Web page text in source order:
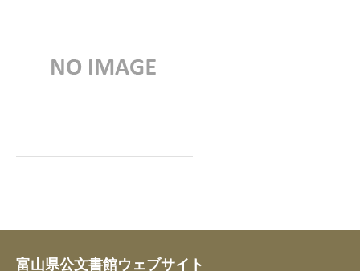
富山県公文書館ウェブサイト